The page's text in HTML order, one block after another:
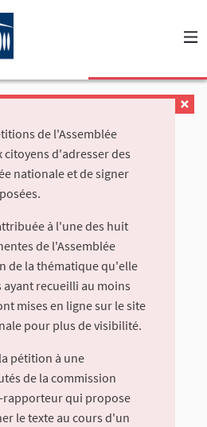
de l'Assemblée
d'adresser des
nationale et de signer
à l'une des huit
de l'Assemblée
de la thématique qu'elle
recueilli au moins
mises en ligne sur le site
pour plus de visibilité.
pétition à une
de la commission
qui propose
le texte au cours d'un